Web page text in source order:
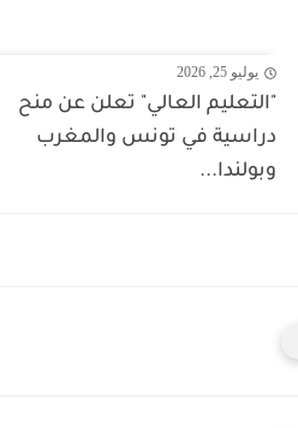
يوليو 25, 2026
"التعليم العالي" تعلن عن منح
دراسية في تونس والمغرب
وبولندا...